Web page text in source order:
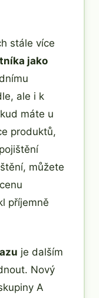
stále více
jako
ale i k
máte u
produktů,
můžete
příjemně
je dalším
Nový
A